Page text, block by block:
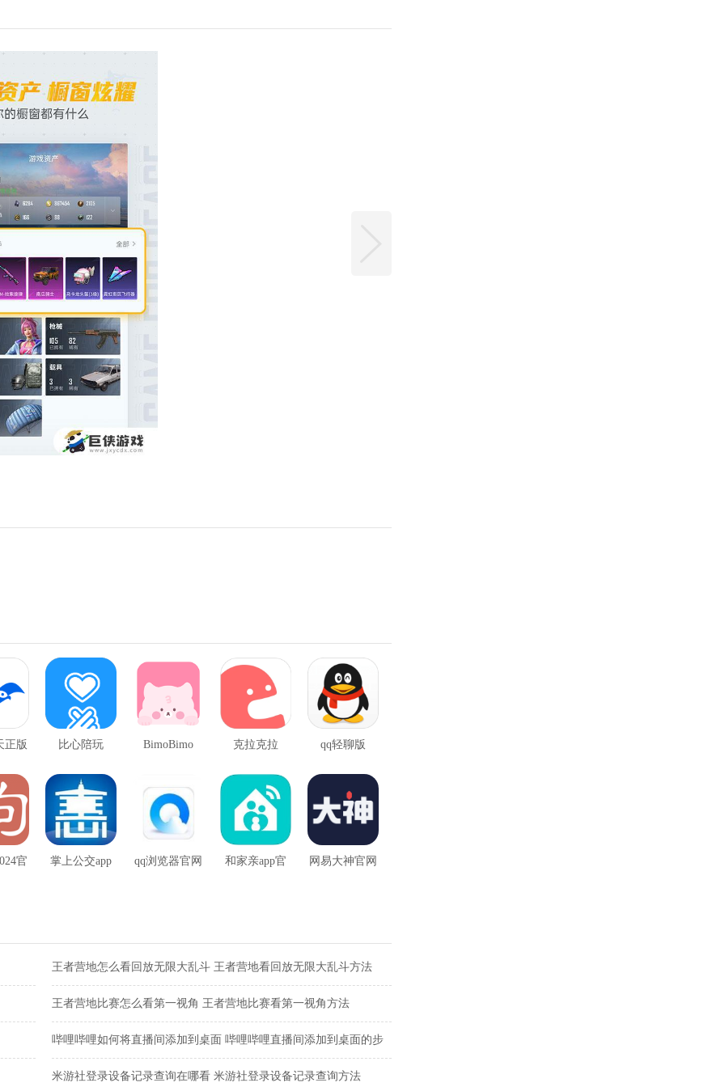
正版 比心陪玩 BimoBimo 克拉克拉 qq轻聊版
官 掌上公交app qq浏览器官网 和家亲app官 网易大神官网
王者营地怎么看回放无限大乱斗 王者营地看回放无限大乱斗方法
王者营地比赛怎么看第一视角 王者营地比赛看第一视角方法
哔哩哔哩如何将直播间添加到桌面 哔哩哔哩直播间添加到桌面的步
骤
米游社登录设备记录查询在哪看 米游社登录设备记录查询方法